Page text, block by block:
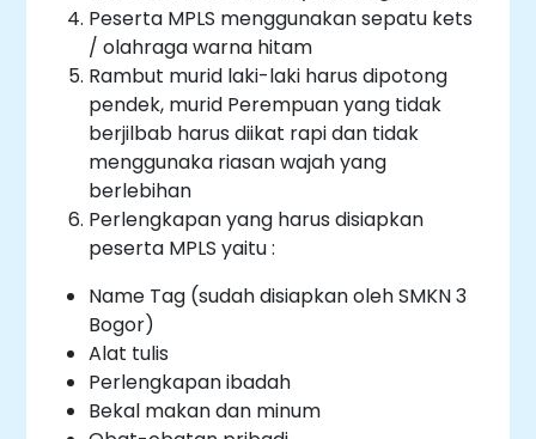
Peserta MPLS menggunakan sepatu kets
/ olahraga warna hitam
Rambut murid laki-laki harus dipotong
pendek, murid Perempuan yang tidak
berjilbab harus diikat rapi dan tidak
menggunaka riasan wajah yang
berlebihan
Perlengkapan yang harus disiapkan
peserta MPLS yaitu :
Name Tag (sudah disiapkan oleh SMKN 3
Bogor)
Alat tulis
Perlengkapan ibadah
Bekal makan dan minum